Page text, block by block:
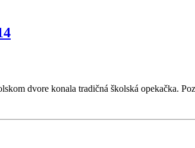
dvore konala tradičná školská opekačka.